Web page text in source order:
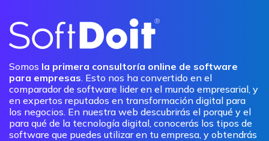
Somos la primera consultoría online de software
para empresas. Esto nos ha convertido en el
comparador de software lider en el mundo empresarial, y
en expertos reputados en transformación digital para
los negocios. En nuestra web descubrirás el porqué y el
para qué de la tecnología digital, conocerás los tipos de
software que puedes utilizar en tu empresa, y obtendrás